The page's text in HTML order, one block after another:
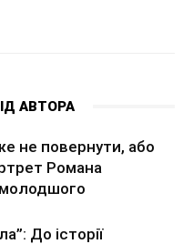
АВТОРА
не повернути, або
Романа
До історії